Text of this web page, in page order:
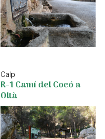
Calp
R-1 Camí del Cocó a
Oltà